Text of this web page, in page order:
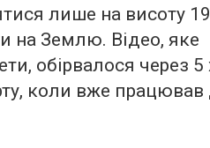
лише на висоту
на Землю. Відео, яке
обірвалося через
коли вже працював